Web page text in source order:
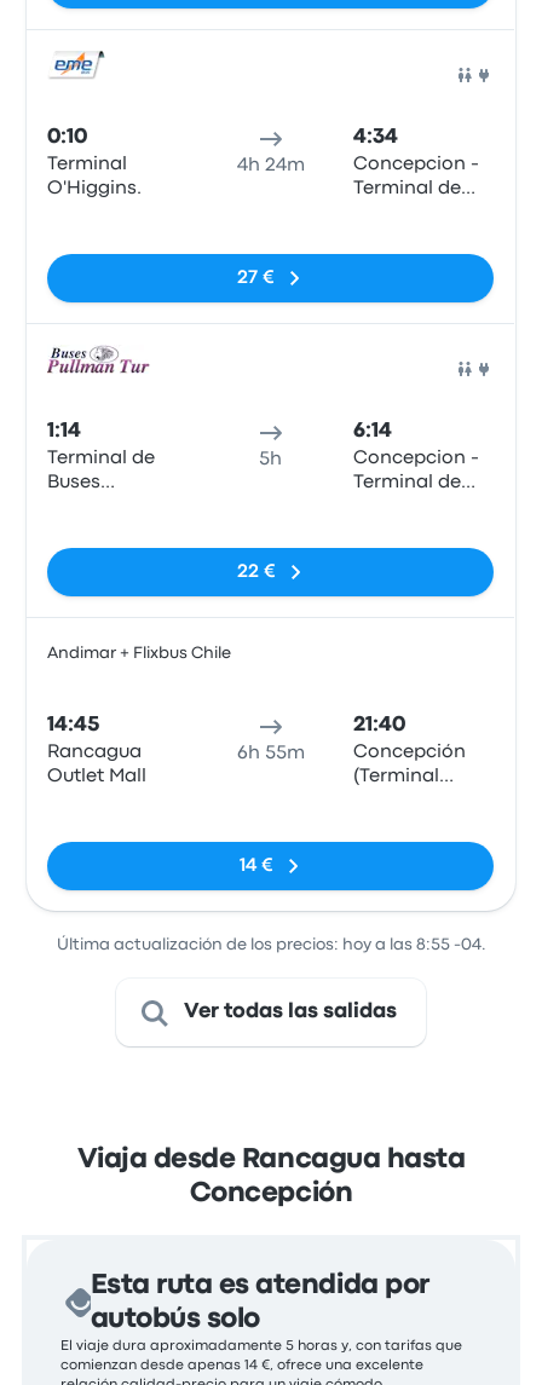
0:10
Terminal
O'Higgins.
4h 24m
4:34
Concepcion -
Terminal de
27 €
1:14
Terminal de
Buses
5h
6:14
Concepcion -
Terminal de
22 €
Andimar + Flixbus Chile
14:45
Rancagua
Outlet Mall
6h 55m
21:40
Concepción
(Terminal
14 €
Última actualización de los precios: hoy a las 8:55 -04.
Ver todas las salidas
Viaja desde Rancagua hasta
Concepción
Esta ruta es atendida por
autobús solo
El viaje dura aproximadamente 5 horas y, con tarifas que
comienzan desde apenas 14 €, ofrece una excelente